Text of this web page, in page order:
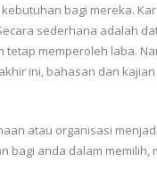
bagi mereka.
sederhana adalah
memperoleh laba.
ini, bahasan dan
atau organisasi
bagi anda dalam memilih,